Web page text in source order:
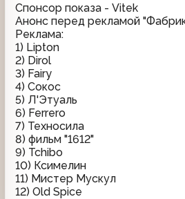
Спонсор показа - Vitek
Анонс перед рекламой
Реклама:
1) Lipton
2) Dirol
3) Fairy
4) Сокос
5) Л'Этуаль
6) Ferrero
7) Техносила
8) фильм "1612"
9) Tchibo
10) Ксимелин
11) Мистер Мускул
12) Old Spice